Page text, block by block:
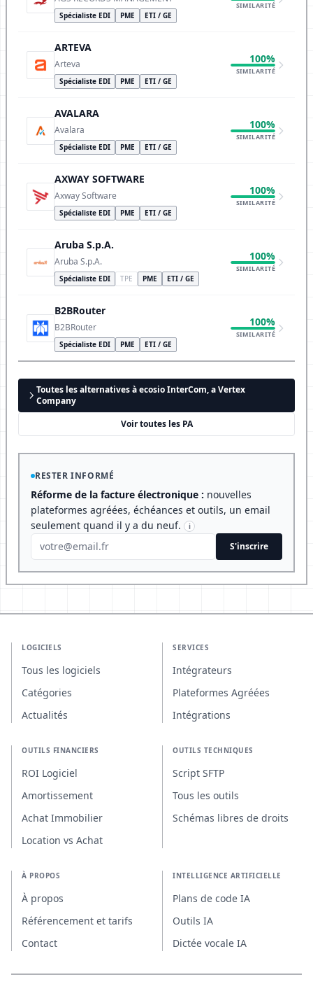
Spécialiste EDI PME ETI / GE
SIMILARITÉ
ARTEVA
Arteva
Spécialiste EDI PME ETI / GE
100%
SIMILARITÉ
AVALARA
Avalara
Spécialiste EDI PME ETI / GE
100%
SIMILARITÉ
AXWAY SOFTWARE
Axway Software
Spécialiste EDI PME ETI / GE
100%
SIMILARITÉ
Aruba S.p.A.
Aruba S.p.A.
Spécialiste EDI TPE PME ETI / GE
100%
SIMILARITÉ
B2BRouter
B2BRouter
Spécialiste EDI PME ETI / GE
100%
SIMILARITÉ
Toutes les alternatives à ecosio InterCom, a Vertex
Company
Voir toutes les PA
RESTER INFORMÉ
Réforme de la facture électronique : nouvelles
plateformes agréées, échéances et outils, un email
seulement quand il y a du neuf.
i
S'inscrire
LOGICIELS
Tous les logiciels
Catégories
Actualités
SERVICES
Intégrateurs
Plateformes Agréées
Intégrations
OUTILS FINANCIERS
ROI Logiciel
Amortissement
Achat Immobilier
Location vs Achat
OUTILS TECHNIQUES
Script SFTP
Tous les outils
Schémas libres de droits
À PROPOS
À propos
Référencement et tarifs
Contact
INTELLIGENCE ARTIFICIELLE
Plans de code IA
Outils IA
Dictée vocale IA